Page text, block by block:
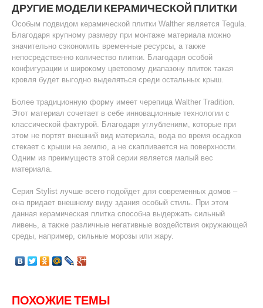
ДРУГИЕ МОДЕЛИ КЕРАМИЧЕСКОЙ ПЛИТКИ
Особым подвидом керамической плитки Walther является Tegula.
Благодаря крупному размеру при монтаже материала можно
значительно сэкономить временные ресурсы, а также
непосредственно количество плитки. Благодаря особой
конфигурации и широкому цветовому диапазону плиток такая
кровля будет выгодно выделяться среди остальных крыш.
Более традиционную форму имеет черепица Walther Tradition.
Этот материал сочетает в себе инновационные технологии с
классической фактурой. Благодаря углублениям, которые при
этом не портят внешний вид материала, вода во время осадков
стекает с крыши на землю, а не скапливается на поверхности.
Одним из преимуществ этой серии является малый вес
материала.
Серия Stylist лучше всего подойдет для современных домов –
она придает внешнему виду здания особый стиль. При этом
данная керамическая плитка способна выдержать сильный
ливень, а также различные негативные воздействия окружающей
среды, например, сильные морозы или жару.
ПОХОЖИЕ ТЕМЫ